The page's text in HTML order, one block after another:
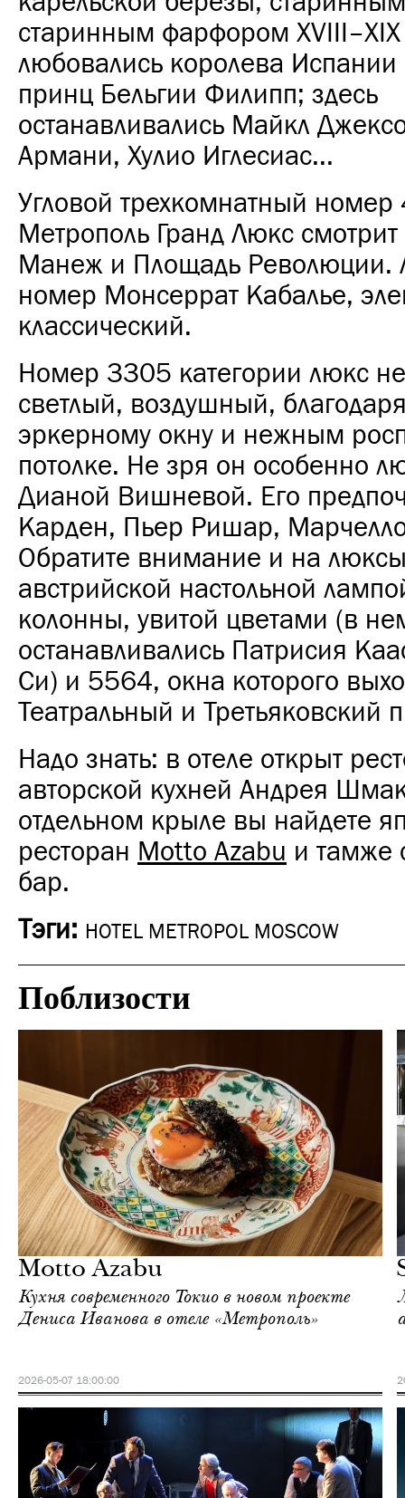
старинным фарфором
любовались королева
принц Бельгии Филипп; здесь
останавливались Майкл
Армани, Хулио Иглесиас...
Угловой трехкомнатный
Метрополь Гранд Люкс
Манеж и Площадь
номер Монсеррат Кабалье,
классический.
Номер 3305 категории люкс
светлый, воздушный,
эркерному окну и нежным
потолке. Не зря он особенно
Дианой Вишневой. Его
Карден, Пьер Ришар,
Обратите внимание и на
австрийской настольной
колонны, увитой цветами (в
останавливались Патрисия
Си) и 5564, окна которого
Театральный и Третьяковский
Надо знать: в отеле открыт
авторской кухней Андрея
отдельном крыле вы найдете
ресторан Motto Azabu и тамже
бар.
Тэги: HOTEL METROPOL MOSCOW
Поблизости
Motto Azabu
Кухня современного Токио в новом проекте
Дениса Иванова в отеле «Метрополь»
2026-05-07 18:00:00